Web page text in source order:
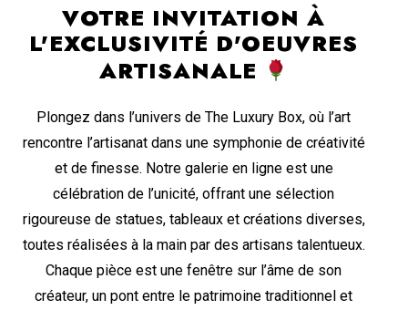
VOTRE INVITATION À
L'EXCLUSIVITÉ D'OEUVRES
ARTISANALE
Plongez dans l’univers de The Luxury Box, où l’art
rencontre l’artisanat dans une symphonie de créativité
et de finesse. Notre galerie en ligne est une
célébration de l’unicité, offrant une sélection
rigoureuse de statues, tableaux et créations diverses,
toutes réalisées à la main par des artisans talentueux.
Chaque pièce est une fenêtre sur l’âme de son
créateur, un pont entre le patrimoine traditionnel et